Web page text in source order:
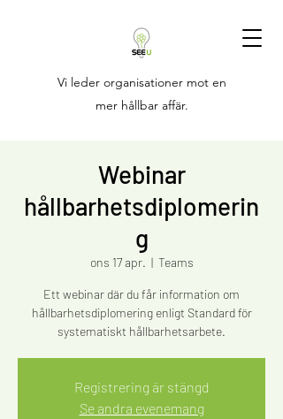
Vi leder organisationer mot en
mer hållbar affär.
Webinar
hållbarhetsdiplomerin
g
ons 17 apr.
  |
Teams
Ett webinar där du får information om
hållbarhetsdiplomering enligt Standard för
Registrering är stängd
Se andra evenemang